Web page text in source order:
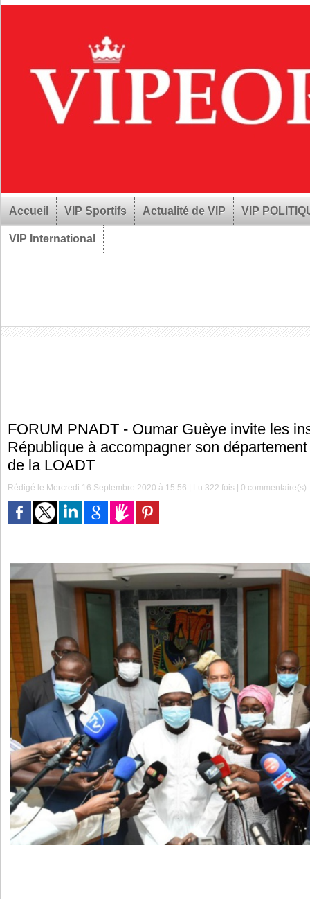
Accueil VIP Sportifs Actualité de VIP VIP
VIP International
FORUM PNADT - Oumar Guèye invite les
République à accompagner son
de la LOADT
Rédigé le Mercredi 16 Septembre 2020 à 15:56 | Lu 322 fois |0 commentaire(s)